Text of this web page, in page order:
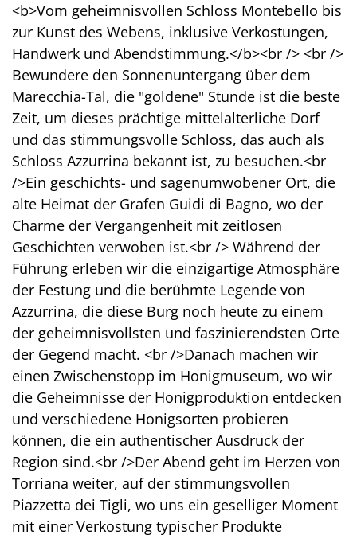
<b>Vom geheimnisvollen Schloss Montebello bis
zur Kunst des Webens, inklusive Verkostungen,
Handwerk und Abendstimmung.</b><br /> <br />
Bewundere den Sonnenuntergang über dem
Marecchia-Tal, die "goldene" Stunde ist die beste
Zeit, um dieses prächtige mittelalterliche Dorf
und das stimmungsvolle Schloss, das auch als
Schloss Azzurrina bekannt ist, zu besuchen.<br
/>Ein geschichts- und sagenumwobener Ort, die
alte Heimat der Grafen Guidi di Bagno, wo der
Charme der Vergangenheit mit zeitlosen
Geschichten verwoben ist.<br /> Während der
Führung erleben wir die einzigartige Atmosphäre
der Festung und die berühmte Legende von
Azzurrina, die diese Burg noch heute zu einem
der geheimnisvollsten und faszinierendsten Orte
der Gegend macht. <br />Danach machen wir
einen Zwischenstopp im Honigmuseum, wo wir
die Geheimnisse der Honigproduktion entdecken
und verschiedene Honigsorten probieren
können, die ein authentischer Ausdruck der
Region sind.<br />Der Abend geht im Herzen von
Torriana weiter, auf der stimmungsvollen
Piazzetta dei Tigli, wo uns ein geselliger Moment
mit einer Verkostung typischer Produkte